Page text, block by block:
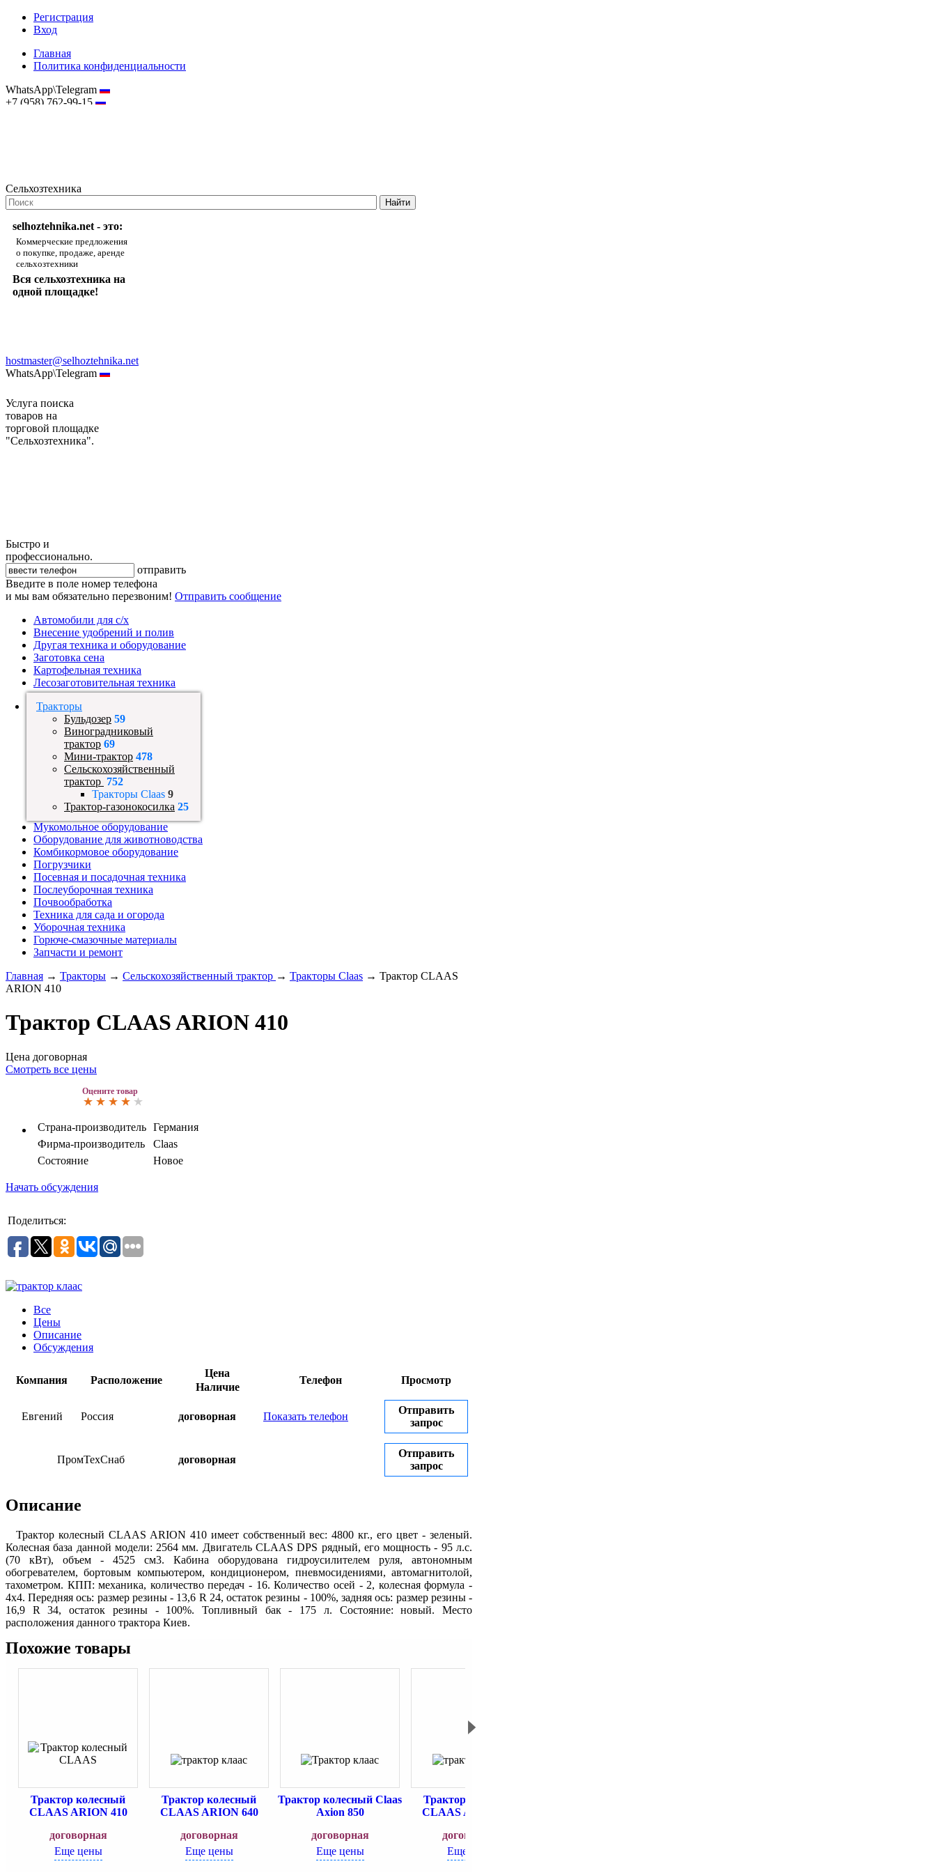
Регистрация
Вход
Главная
Политика конфиденциальности
WhatsApp\Telegram
+7 (958) 762-99-15
Сельхозтехника
selhoztehnika.net - это:
Коммерческие предложения
о покупке, продаже, аренде
сельхозтехники
Вся сельхозтехника на
одной площадке!
hostmaster@selhoztehnika.net
WhatsApp\Telegram
Услуга поиска
товаров на
торговой площадке
"Сельхозтехника".
Быстро и
профессионально.
отправить
Введите в поле номер телефона
и мы вам обязательно перезвоним! Отправить сообщение
Автомобили для с/х
Внесение удобрений и полив
Другая техника и оборудование
Заготовка сена
Картофельная техника
Лесозаготовительная техника
Тракторы
Бульдозер 59
Виноградниковый
трактор 69
Мини-трактор 478
Сельскохозяйственный
трактор 752
Тракторы Claas 9
Трактор-газонокосилка 25
Мукомольное оборудование
Оборудование для животноводства
Комбикормовое оборудование
Погрузчики
Посевная и посадочная техника
Послеуборочная техника
Почвообработка
Техника для сада и огорода
Уборочная техника
Горюче-смазочные материалы
Запчасти и ремонт
Главная → Тракторы → Сельскохозяйственный трактор → Тракторы Claas → Трактор CLAAS
ARION 410
Трактор CLAAS ARION 410
Цена договорная
Смотреть все цены
Оцените товар
Страна-производитель Германия
Фирма-производитель
Claas
Состояние
Новое
Начать обсуждения
Поделиться:
Все
Цены
Описание
Обсуждения
Компания Расположение
Цена
Наличие
Телефон Просмотр
Евгений Россия договорная Показать телефон
Отправить
запрос
ПромТехСнаб договорная
Отправить
запрос
Описание
Трактор колесный CLAAS ARION 410 имеет собственный вес: 4800 кг., его цвет - зеленый.
Колесная база данной модели: 2564 мм. Двигатель CLAAS DPS рядный, его мощность - 95 л.с.
(70 кВт), объем - 4525 см3. Кабина оборудована гидроусилителем руля, автономным
обогревателем, бортовым компьютером, кондиционером, пневмосидениями, автомагнитолой,
тахометром. КПП: механика, количество передач - 16. Количество осей - 2, колесная формула -
4x4. Передняя ось: размер резины - 13,6 R 24, остаток резины - 100%, задняя ось: размер резины -
16,9 R 34, остаток резины - 100%. Топливный бак - 175 л. Состояние: новый. Место
расположения данного трактора Киев.
Похожие товары
Трактор колесный
CLAAS ARION 410
договорная
Еще цены
Трактор колесный
CLAAS ARION 640
договорная
Еще цены
Трактор колесный Claas
Axion 850
договорная
Еще цены
Трактор колесный
CLAAS AXION 940
договорная
Еще цены